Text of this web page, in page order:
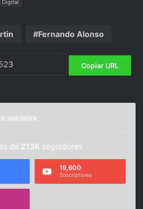
Digital
Fernando Alonso
Copiar URL
sociales
de 213K seguidores
19,600
Suscriptores